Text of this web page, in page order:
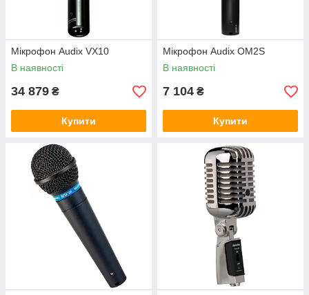
Мікрофон Audix VX10
В наявності
34 879 ₴
Купити
Мікрофон Audix OM2S
В наявності
7 104 ₴
Купити